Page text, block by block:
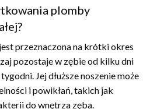
plomby
przeznaczona na krótki okres
pozostaje w zębie od kilku dni
Jej dłuższe noszenie może
i powikłań, takich jak
do wnętrza zęba.